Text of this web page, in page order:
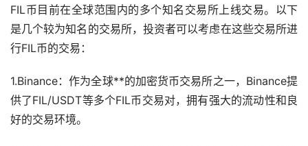
FIL币目前在全球范围内的多个知名交易所上线交易。以下
是几个较为知名的交易所，投资者可以考虑在这些交易所进
行FIL币的交易：
1.Binance：作为全球**的加密货币交易所之一，Binance提
供了FIL/USDT等多个FIL币交易对，拥有强大的流动性和良
好的交易环境。